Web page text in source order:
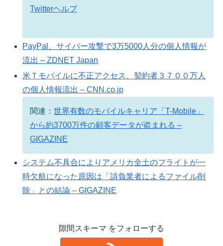
Twitterヘルプ
PayPal、サイバー攻撃で3万5000人分の個人情報が
流出 – ZDNET Japan
米Ｔモバイルに不正アクセス、契約者３７００万人
の個人情報流出 – CNN.co.jp
関連：世界有数のモバイルキャリア「T-Mobile」
から約3700万件の顧客データが盗まれる –
GIGAZINE
システム不具合によりアメリカ全土のフライトが一
時欠航になった原因は「請負業者によるファイル削
除」との結論 – GIGAZINE
隙間スキーマ をフォローする